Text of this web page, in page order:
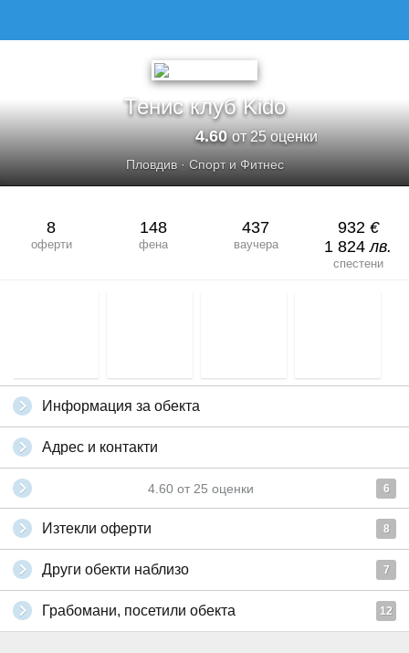
Тенис клуб Kido
4.60от 25 оценки
Пловдив· Спорт и Фитнес
8
оферти
148
фена
437
ваучера
932 €
1 824лв.
спестени
Информация за обекта
Адрес и контакти
4.60 от 25 оценки 6
Изтекли оферти 8
Други обекти наблизо 7
Грабомани, посетили обекта 12